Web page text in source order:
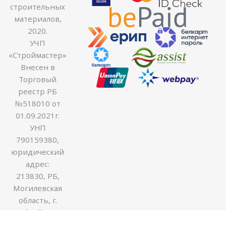
строительных
материалов,
2020.
УЧП
«Строймастер»
Внесен в
Торговый
реестр РБ
№518010 от
01.09.2021г.
УНП
790159380,
юридический
адрес:
213830, РБ,
Могилевская
область, г.
Бобруйск ул.